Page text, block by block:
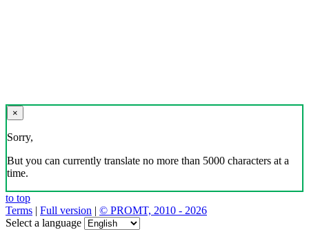
×
Sorry,
But you can currently translate no more than 5000 characters at a
time.
to top
Terms | Full version | © PROMT, 2010 - 2026
Select a language